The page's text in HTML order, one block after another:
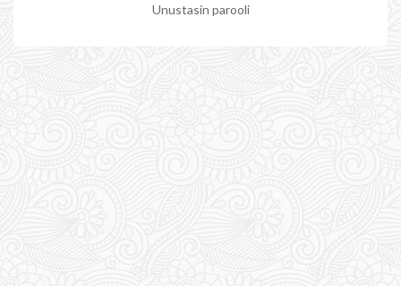
Unustasin parooli